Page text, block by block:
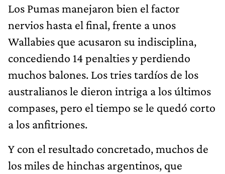
Los Pumas manejaron bien el factor
nervios hasta el final, frente a unos
Wallabies que acusaron su indisciplina,
concediendo 14 penalties y perdiendo
muchos balones. Los tries tardíos de los
australianos le dieron intriga a los últimos
compases, pero el tiempo se le quedó corto
a los anfitriones.
Y con el resultado concretado, muchos de
los miles de hinchas argentinos, que